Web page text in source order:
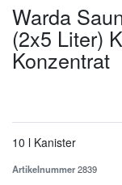
Warda
(2x5 Liter)
Konzentrat
10 l Kanister
Artikelnummer2839